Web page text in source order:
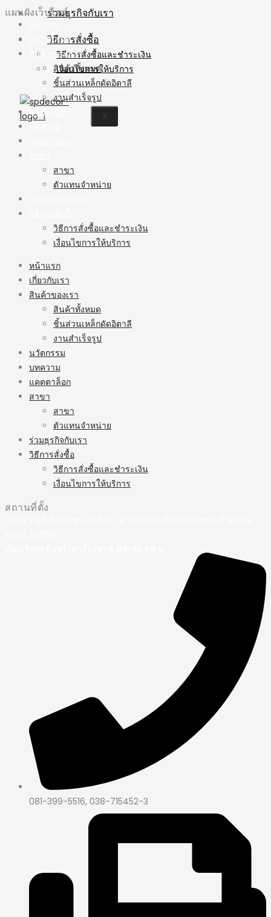
ร่วมธุรกิจกับเรา
วิธีการสั่งซื้อ
วิธีการสั่งซื้อและชำระเงิน
เงื่อนไขการให้บริการ
แผนผังเว็บไซต์
เกี่ยวกับเรา
สินค้าของเรา
สินค้าทั้งหมด
ชิ้นส่วนเหล็กดัดอิตาลี
งานสำเร็จรูป
นวัตกรรม
สาขา
ตัวแทนจำหน่าย
วิธีการสั่งซื้อและชำระเงิน
เงื่อนไขการให้บริการ
หน้าแรก
เกี่ยวกับเรา
สินค้าของเรา
สินค้าทั้งหมด
ชิ้นส่วนเหล็กดัดอิตาลี
งานสำเร็จรูป
นวัตกรรม
บทความ
แคตตาล็อก
สาขา
สาขา
ตัวแทนจำหน่าย
ร่วมธุรกิจกับเรา
วิธีการสั่งซื้อ
วิธีการสั่งซื้อและชำระเงิน
เงื่อนไขการให้บริการ
สถานที่ตั้ง
081-399-5516, 038-715452-3